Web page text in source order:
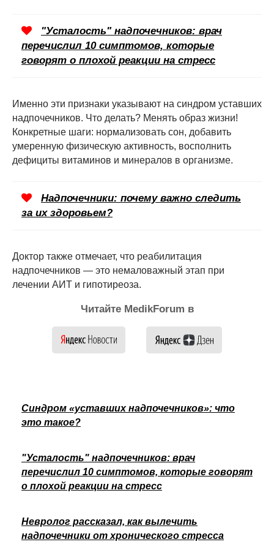
"Усталость" надпочечников: врач
перечислил 10 симптомов, которые
говорят о плохой реакции на стресс
Именно эти признаки указывают на синдром уставших
надпочечников. Что делать? Менять образ жизни!
Конкретные шаги: нормализовать сон, добавить
умеренную физическую активность, восполнить
дефициты витаминов и минералов в организме.
Надпочечники: почему важно следить
за их здоровьем?
Доктор также отмечает, что реабилитация
надпочечников — это немаловажный этап при
лечении АИТ и гипотиреоза.
Читайте MedikForum в
Синдром «уставших надпочечников»: что
это такое?
"Усталость" надпочечников: врач
перечислил 10 симптомов, которые говорят
о плохой реакции на стресс
Невролог рассказал, как вылечить
надпочечники от хронического стресса